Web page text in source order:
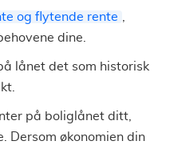
og flytende rente ,
dine.
lånet det som historisk
på boliglånet ditt,
Dersom økonomien din